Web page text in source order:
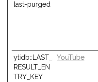
last-purged
ytidb::LAST_
RESULT_EN
TRY_KEY
YouTube